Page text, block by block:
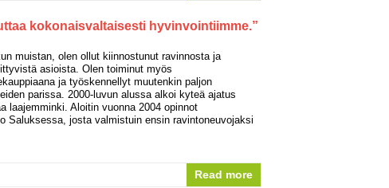
kokonaisvaltaisesti hyvinvointiimme.”
muistan, olen ollut kiinnostunut ravinnosta ja
asioista. Olen toiminut myös
ja työskennellyt muutenkin paljon
parissa. 2000-luvun alussa alkoi kyteä ajatus
laajemminki. Aloitin vuonna 2004 opinnot
Saluksessa, josta valmistuin ensin ravintoneuvojaksi
Read more